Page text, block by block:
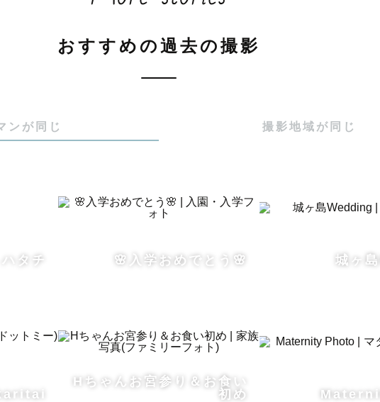
おすすめの過去の撮影
ンが同じ 撮影地域が同じ
ハタチ 🌸入学おめでとう🌸 城ヶ
Hちゃんお宮参り＆お食い
初め